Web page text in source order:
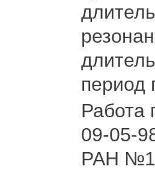
период
Работа
09-05-
РАН